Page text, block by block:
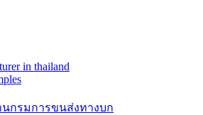
in thailand
นกรมการขนส่งทางบก